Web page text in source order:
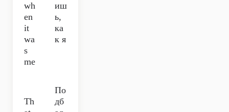
wh
en
it
wa
s
me
иш
ь,
ка
к я
Th
По
дб